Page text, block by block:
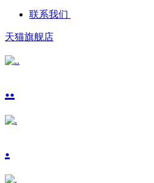
联系我们
天猫旗舰店
..
.